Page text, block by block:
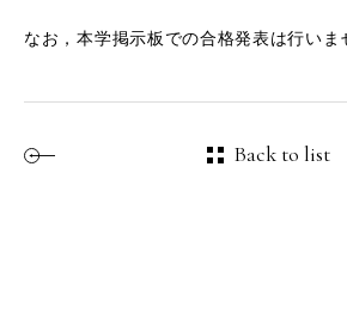
なお，本学掲示板での合格発表は行いま
Back to list